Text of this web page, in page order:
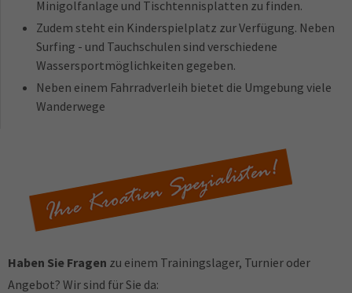
Minigolfanlage und Tischtennisplatten zu finden.
Zudem steht ein Kinderspielplatz zur Verfügung. Neben
Surfing - und Tauchschulen sind verschiedene
Wassersportmöglichkeiten gegeben.
Neben einem Fahrradverleih bietet die Umgebung viele
Wanderwege
Haben Sie Fragen zu einem Trainingslager, Turnier oder
Angebot? Wir sind für Sie da: